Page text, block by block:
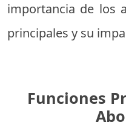
importancia de los
principales y su
Funciones